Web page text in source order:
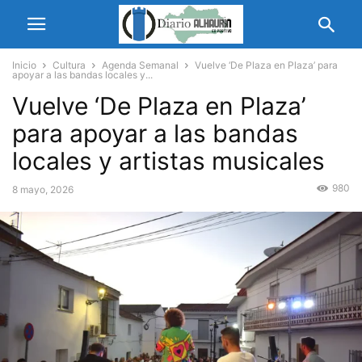
Inicio Cultura Agenda Semanal
Vuelve ‘De Plaza en Plaza’ para
apoyar a las bandas locales y...
Vuelve ‘De Plaza en Plaza’
para apoyar a las bandas
locales y artistas musicales
8 mayo, 2026 980